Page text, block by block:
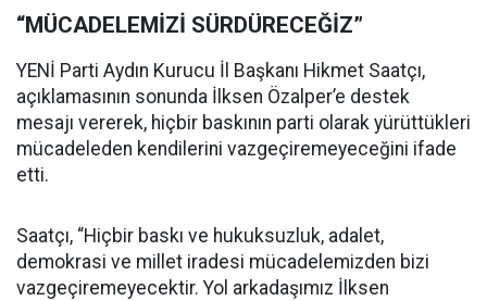
“MÜCADELEMİZİ SÜRDÜRECEĞİZ”
YENİ Parti Aydın Kurucu İl Başkanı Hikmet Saatçı,
açıklamasının sonunda İlksen Özalper’e destek
mesajı vererek, hiçbir baskının parti olarak yürüttükleri
mücadeleden kendilerini vazgeçiremeyeceğini ifade
etti.
Saatçı, “Hiçbir baskı ve hukuksuzluk, adalet,
demokrasi ve millet iradesi mücadelemizden bizi
vazgeçiremeyecektir. Yol arkadaşımız İlksen